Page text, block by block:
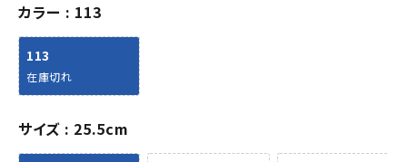
カラー 113
113
在庫切れ
サイズ 25.5cm